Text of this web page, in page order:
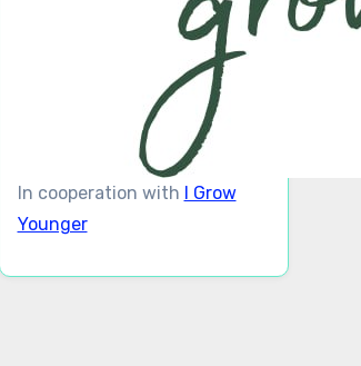
In cooperation with I Grow
Younger